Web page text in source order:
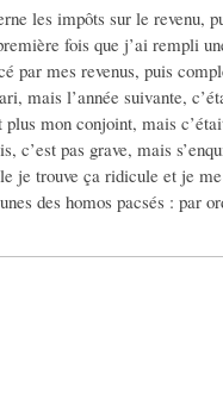
impôts sur le revenu,
fois que j’ai rempli
par mes revenus, puis
mais l’année suivante,
plus mon conjoint, mais
pas grave, mais
je trouve ça ridicule et je
des homos pacsés : par